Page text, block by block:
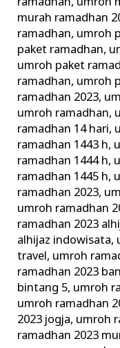
murah ramadhan
ramadhan, umroh
paket ramadhan,
umroh paket
ramadhan, umroh
ramadhan 2023,
umroh ramadhan,
ramadhan 14 hari,
ramadhan 1443 h,
ramadhan 1444 h,
ramadhan 1445 h,
ramadhan 2023,
umroh ramadhan
ramadhan 2023
alhijaz indowisata,
travel, umroh
ramadhan 2023
bintang 5, umroh
umroh ramadhan
2023 jogja, umroh
ramadhan 2023